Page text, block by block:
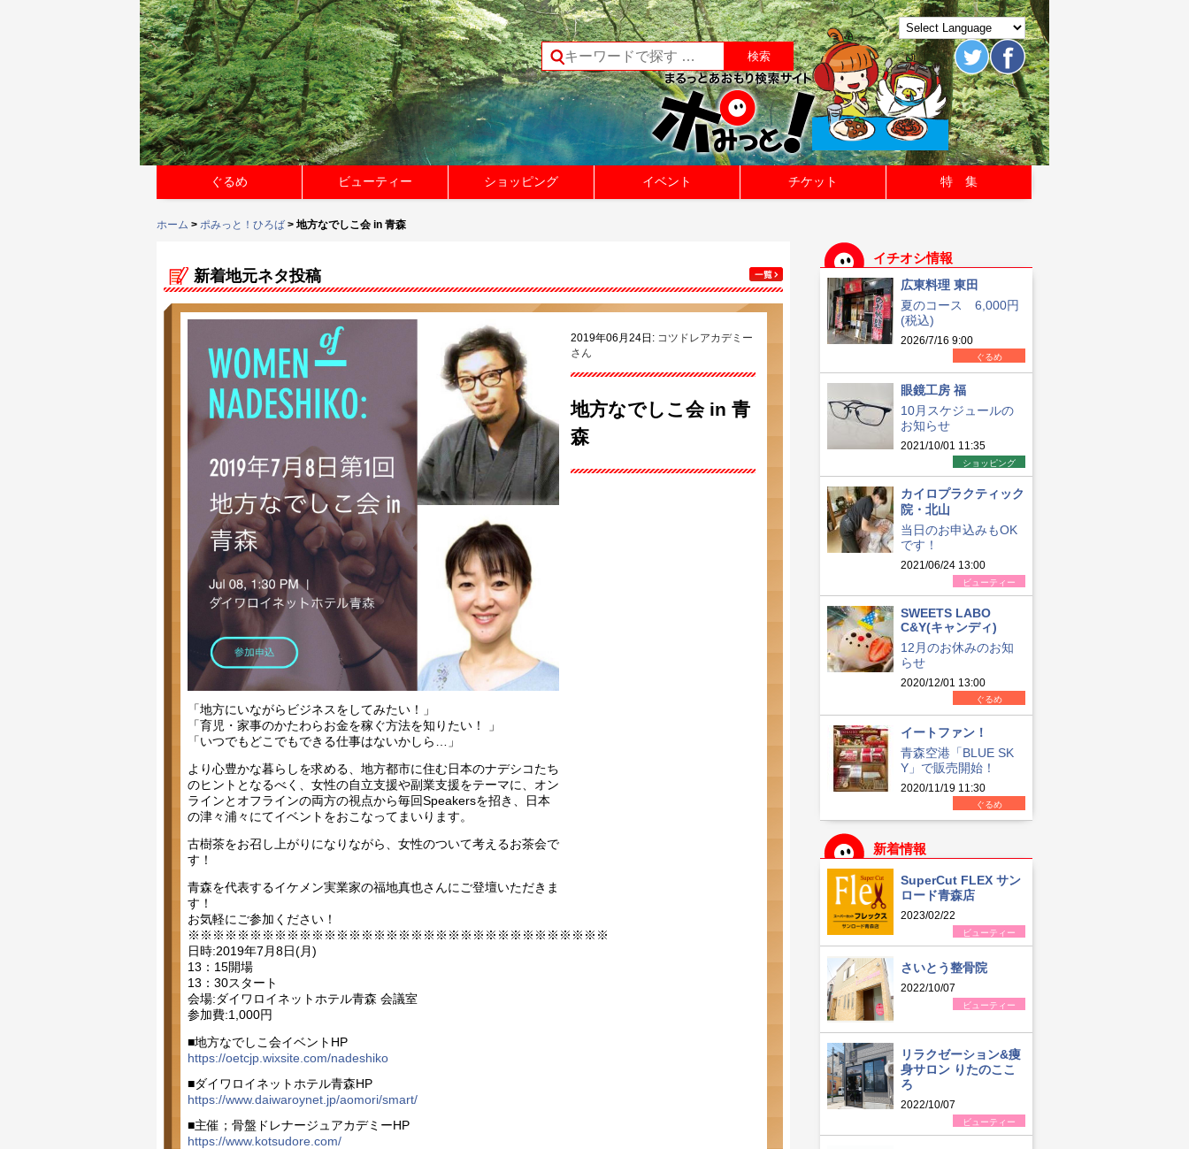
ぐるめ ビューティー ショッピング イベント チケット 特 集
ホーム > ポみっと！ひろば > 地方なでしこ会 in 青森
新着地元ネタ投稿
2019年06月24日: コツドレアカデミー
さん
地方なでしこ会 in 青
森
「地方にいながらビジネスをしてみたい！」
「育児・家事のかたわらお金を稼ぐ方法を知りたい！ 」
「いつでもどこでもできる仕事はないかしら…」
より心豊かな暮らしを求める、地方都市に住む日本のナデシコたち
のヒントとなるべく、女性の自立支援や副業支援をテーマに、オン
ラインとオフラインの両方の視点から毎回Speakersを招き、日本
の津々浦々にてイベントをおこなってまいります。
古樹茶をお召し上がりになりながら、女性のついて考えるお茶会で
す！
青森を代表するイケメン実業家の福地真也さんにご登壇いただきま
す！
お気軽にご参加ください！
※※※※※※※※※※※※※※※※※※※※※※※※※※※※※※※※※※
日時:2019年7月8日(月)
13：15開場
13：30スタート
会場:ダイワロイネットホテル青森 会議室
参加費:1,000円
■地方なでしこ会イベントHP
https://oetcjp.wixsite.com/nadeshiko
■ダイワロイネットホテル青森HP
https://www.daiwaroynet.jp/aomori/smart/
■主催；骨盤ドレナージュアカデミーHP
https://www.kotsudore.com/
イチオシ情報
広東料理 東田
夏のコース 6,000円
(税込)
2026/7/16 9:00
ぐるめ
眼鏡工房 福
10月スケジュールの
お知らせ
2021/10/01 11:35
ショッピング
カイロプラクティック
院・北山
当日のお申込みもOK
です！
2021/06/24 13:00
ビューティー
SWEETS LABO
C&Y(キャンディ)
12月のお休みのお知
らせ
2020/12/01 13:00
ぐるめ
イートファン！
青森空港「BLUE SK
Y」で販売開始！
2020/11/19 11:30
ぐるめ
新着情報
SuperCut FLEX サン
ロード青森店
2023/02/22
ビューティー
さいとう整骨院
2022/10/07
ビューティー
リラクゼーション&痩
身サロン りたのここ
ろ
2022/10/07
ビューティー